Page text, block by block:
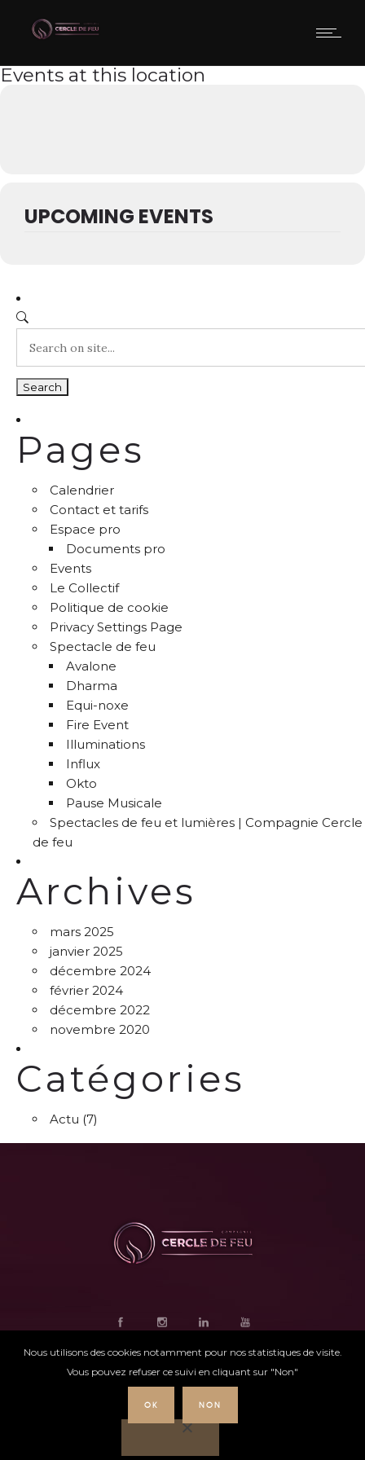
Events at this location
UPCOMING EVENTS
Pages
Calendrier
Contact et tarifs
Espace pro
Documents pro
Events
Le Collectif
Politique de cookie
Privacy Settings Page
Spectacle de feu
Avalone
Dharma
Equi-noxe
Fire Event
Illuminations
Influx
Okto
Pause Musicale
Spectacles de feu et lumières | Compagnie Cercle
de feu
Archives
mars 2025
janvier 2025
décembre 2024
février 2024
décembre 2022
novembre 2020
Catégories
Actu (7)
Nous utilisons des cookies notamment pour nos statistiques de visite.
Vous pouvez refuser ce suivi en cliquant sur "Non"
OK NON